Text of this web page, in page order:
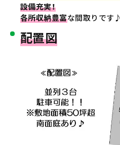
設備充実！
各所収納豊富な間取りです♪
配置図